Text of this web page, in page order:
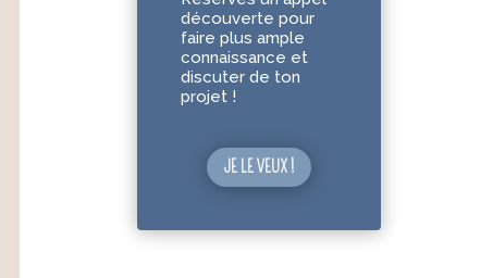
découverte pour
faire plus ample
connaissance et
discuter de ton
projet !
JE LE VEUX !